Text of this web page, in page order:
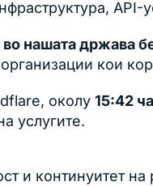
во нашата држава
организации кои
околу 15:42
услугите.
и континуитет